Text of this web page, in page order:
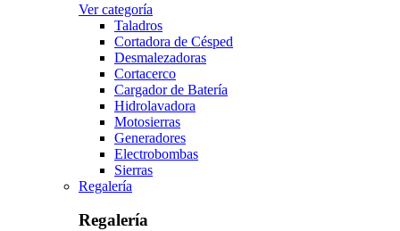
Ver categoría
Taladros
Cortadora de Césped
Desmalezadoras
Cortacerco
Cargador de Batería
Hidrolavadora
Motosierras
Generadores
Electrobombas
Sierras
Regalería
Regalería